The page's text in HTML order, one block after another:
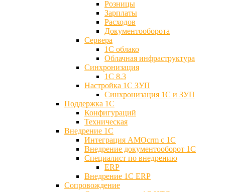
Розницы
Зарплаты
Расходов
Документооборота
Сервера
1С облако
Облачная инфраструктура
Синхронизация
1С 8.3
Настройка 1С ЗУП
Синхронизация 1С и ЗУП
Поддержка 1С
Конфигураций
Техническая
Внедрение 1С
Интеграция AMOcrm с 1C
Внедрение документооборот 1С
Специалист по внедрению
ERP
Внедрение 1С ERP
Cопровождение